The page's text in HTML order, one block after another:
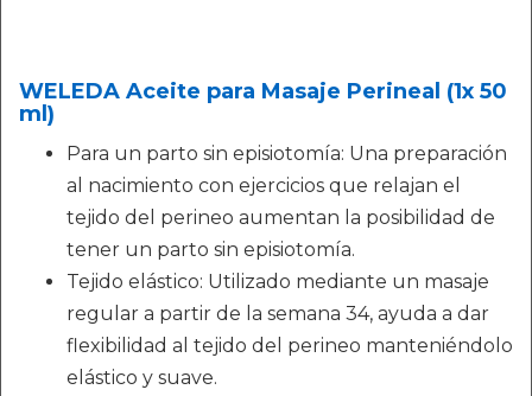
WELEDA Aceite para Masaje Perineal (1x 50
ml)
Para un parto sin episiotomía: Una preparación
al nacimiento con ejercicios que relajan el
tejido del perineo aumentan la posibilidad de
tener un parto sin episiotomía.
Tejido elástico: Utilizado mediante un masaje
regular a partir de la semana 34, ayuda a dar
flexibilidad al tejido del perineo manteniéndolo
elástico y suave.